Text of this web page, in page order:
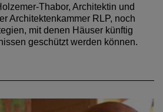
Thabor, Architektin und
Architektenkammer RLP, noch
mit denen Häuser künftig
geschützt werden können.